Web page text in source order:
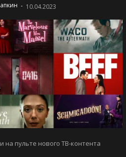
- 10.04.2023
на пульте нового ТВ-контента